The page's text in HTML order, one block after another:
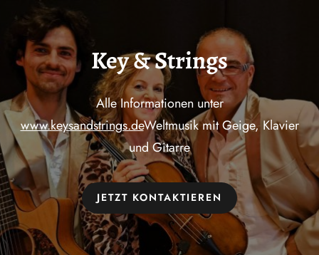
Key & Strings
Alle Informationen unter
www.keysandstrings.deWeltmusik mit Geige, Klavier
und Gitarre
JETZT KONTAKTIEREN